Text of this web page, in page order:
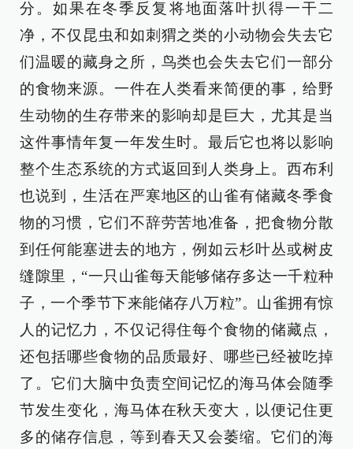
分。如果在冬季反复将地面落叶扒得一干二
净，不仅昆虫和如刺猬之类的小动物会失去它
们温暖的藏身之所，鸟类也会失去它们一部分
的食物来源。一件在人类看来简便的事，给野
生动物的生存带来的影响却是巨大，尤其是当
这件事情年复一年发生时。最后它也将以影响
整个生态系统的方式返回到人类身上。西布利
也说到，生活在严寒地区的山雀有储藏冬季食
物的习惯，它们不辞劳苦地准备，把食物分散
到任何能塞进去的地方，例如云杉叶丛或树皮
缝隙里，“一只山雀每天能够储存多达一千粒种
子，一个季节下来能储存八万粒”。山雀拥有惊
人的记忆力，不仅记得住每个食物的储藏点，
还包括哪些食物的品质最好、哪些已经被吃掉
了。它们大脑中负责空间记忆的海马体会随季
节发生变化，海马体在秋天变大，以便记住更
多的储存信息，等到春天又会萎缩。它们的海